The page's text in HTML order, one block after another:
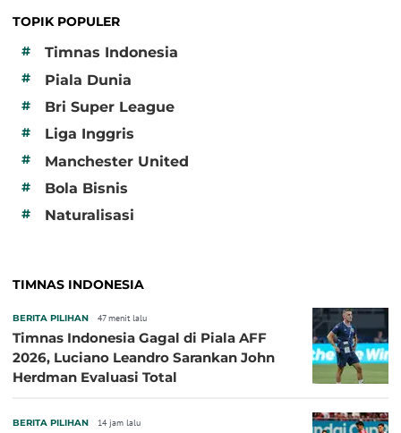
TOPIK POPULER
#
Timnas Indonesia
# Piala Dunia
# Bri Super League
# Liga Inggris
# Manchester United
# Bola Bisnis
# Naturalisasi
TIMNAS INDONESIA
BERITA PILIHAN 47 menit lalu
Timnas Indonesia Gagal di Piala AFF
2026, Luciano Leandro Sarankan John
Herdman Evaluasi Total
BERITA PILIHAN 14 jam lalu